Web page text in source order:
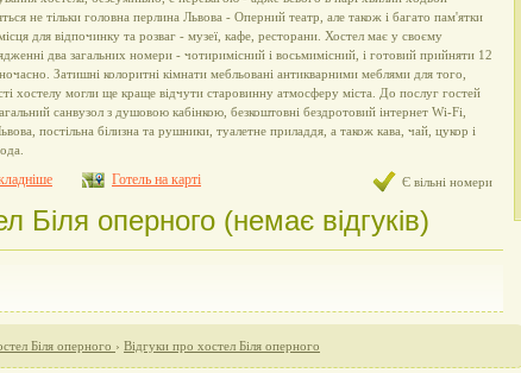
не тільки головна перлина Львова - Оперний театр, але також і багато пам'ятки
для відпочинку та розваг - музеї, кафе, ресторани. Хостел має у своєму
два загальних номери - чотиримісний і восьмимісний, і готовий прийняти 12
Затишні колоритні кімнати мебльовані антикварними меблями для того,
хостелу могли ще краще відчути старовинну атмосферу міста. До послуг гостей
санвузол з душовою кабінкою, безкоштовні бездротовий інтернет Wi-Fi,
постільна білизна та рушники, туалетне приладдя, а також кава, чай, цукор і
Готель на карті Є вільні номери
Біля оперного (немає відгуків)
Біля оперного › Відгуки про хостел Біля оперного